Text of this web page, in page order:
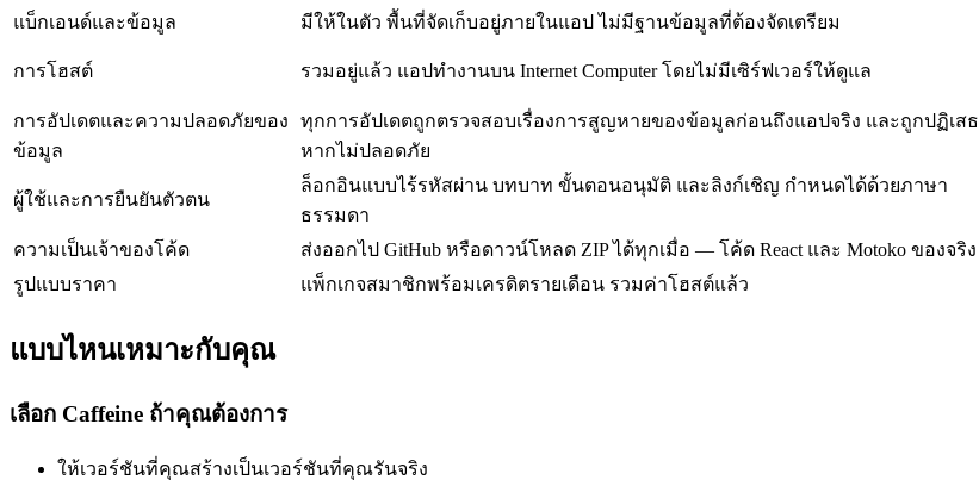
แบ็กเอนด์และข้อมูล มีให้ในตัว พื้นที่จัดเก็บอยู่ภายในแอป ไม่มีฐานข้อมูลที่ต้องจัดเตรียม
การโฮสต์ รวมอยู่แล้ว แอปทำงานบน Internet Computer โดยไม่มีเซิร์ฟเวอร์ให้ดูแล
การอัปเดตและความปลอดภัยของ
ข้อมูล
ทุกการอัปเดตถูกตรวจสอบเรื่องการสูญหายของข้อมูลก่อนถึงแอปจริง และถูกปฏิเสธ
หากไม่ปลอดภัย
ผู้ใช้และการยืนยันตัวตน
ล็อกอินแบบไร้รหัสผ่าน บทบาท ขั้นตอนอนุมัติ และลิงก์เชิญ กำหนดได้ด้วยภาษา
ธรรมดา
ความเป็นเจ้าของโค้ด ส่งออกไป GitHub หรือดาวน์โหลด ZIP ได้ทุกเมื่อ — โค้ด React และ Motoko ของจริง
รูปแบบราคา
แพ็กเกจสมาชิกพร้อมเครดิตรายเดือน รวมค่าโฮสต์แล้ว
แบบไหนเหมาะกับคุณ
เลือก Caffeine ถ้าคุณต้องการ
ให้เวอร์ชันที่คุณสร้างเป็นเวอร์ชันที่คุณรันจริง